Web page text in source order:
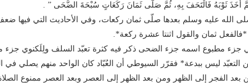
أَخَذَ ثَوْبَهُ فَالْتَحَفَ بِهِ، ثُمَّ صَلَّى ثَمَانَ رَكَعَاتٍ سُبْحَةَ الضُّحَى ” .
الله عليه وسلم بعدها صلّى ثمان ركعات، وفي الأحاديث التي
ثمان والقول اثنتا عشرة ركعة*.
جزء مطبوع اسمه جزء الضحى ذكر فيه كثرة تعبّد السلف ولِلَكنوي جزء
من التعبّد ليس ببدعة* فقرّر السيوطي أن العُبّاد كان الواحد منهم يصلي
بعد الفجر إلى الظهر ومن بعد الظهر إلى العصر وبعد العصر ممنوع